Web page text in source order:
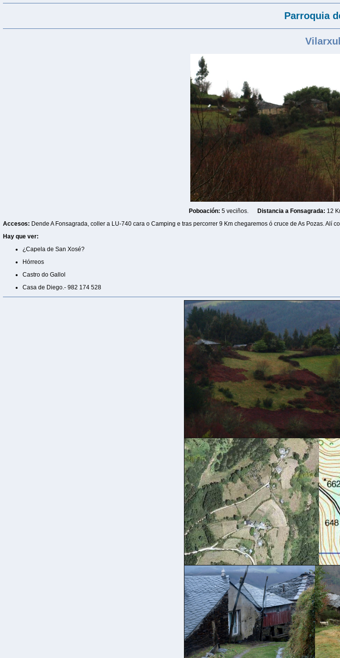
Parroquia
Poboación: 5 veciños. Distancia a Fonsagrada: 12
Accesos: Dende A Fonsagrada, coller a LU-740 cara o Camping e tras percorrer 9 Km chegaremos ó cruce de As Pozas. Alí
Hay que ver:
¿Capela de San Xosé?
Hórreos
Castro do Gallol
Casa de Diego.- 982 174 528